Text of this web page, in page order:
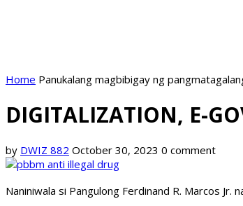
Home Panukalang magbibigay ng
DIGITALIZATION, E-
by DWIZ 882 October 30, 2023 0 comment
Naniniwala si Pangulong Ferdinand R. Marcos